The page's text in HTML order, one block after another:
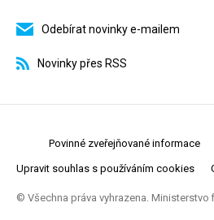
Odebírat novinky e-mailem
Novinky přes RSS
Povinné zveřejňované informace
Upravit souhlas s používáním cookies
© Všechna práva vyhrazena. Ministerstvo